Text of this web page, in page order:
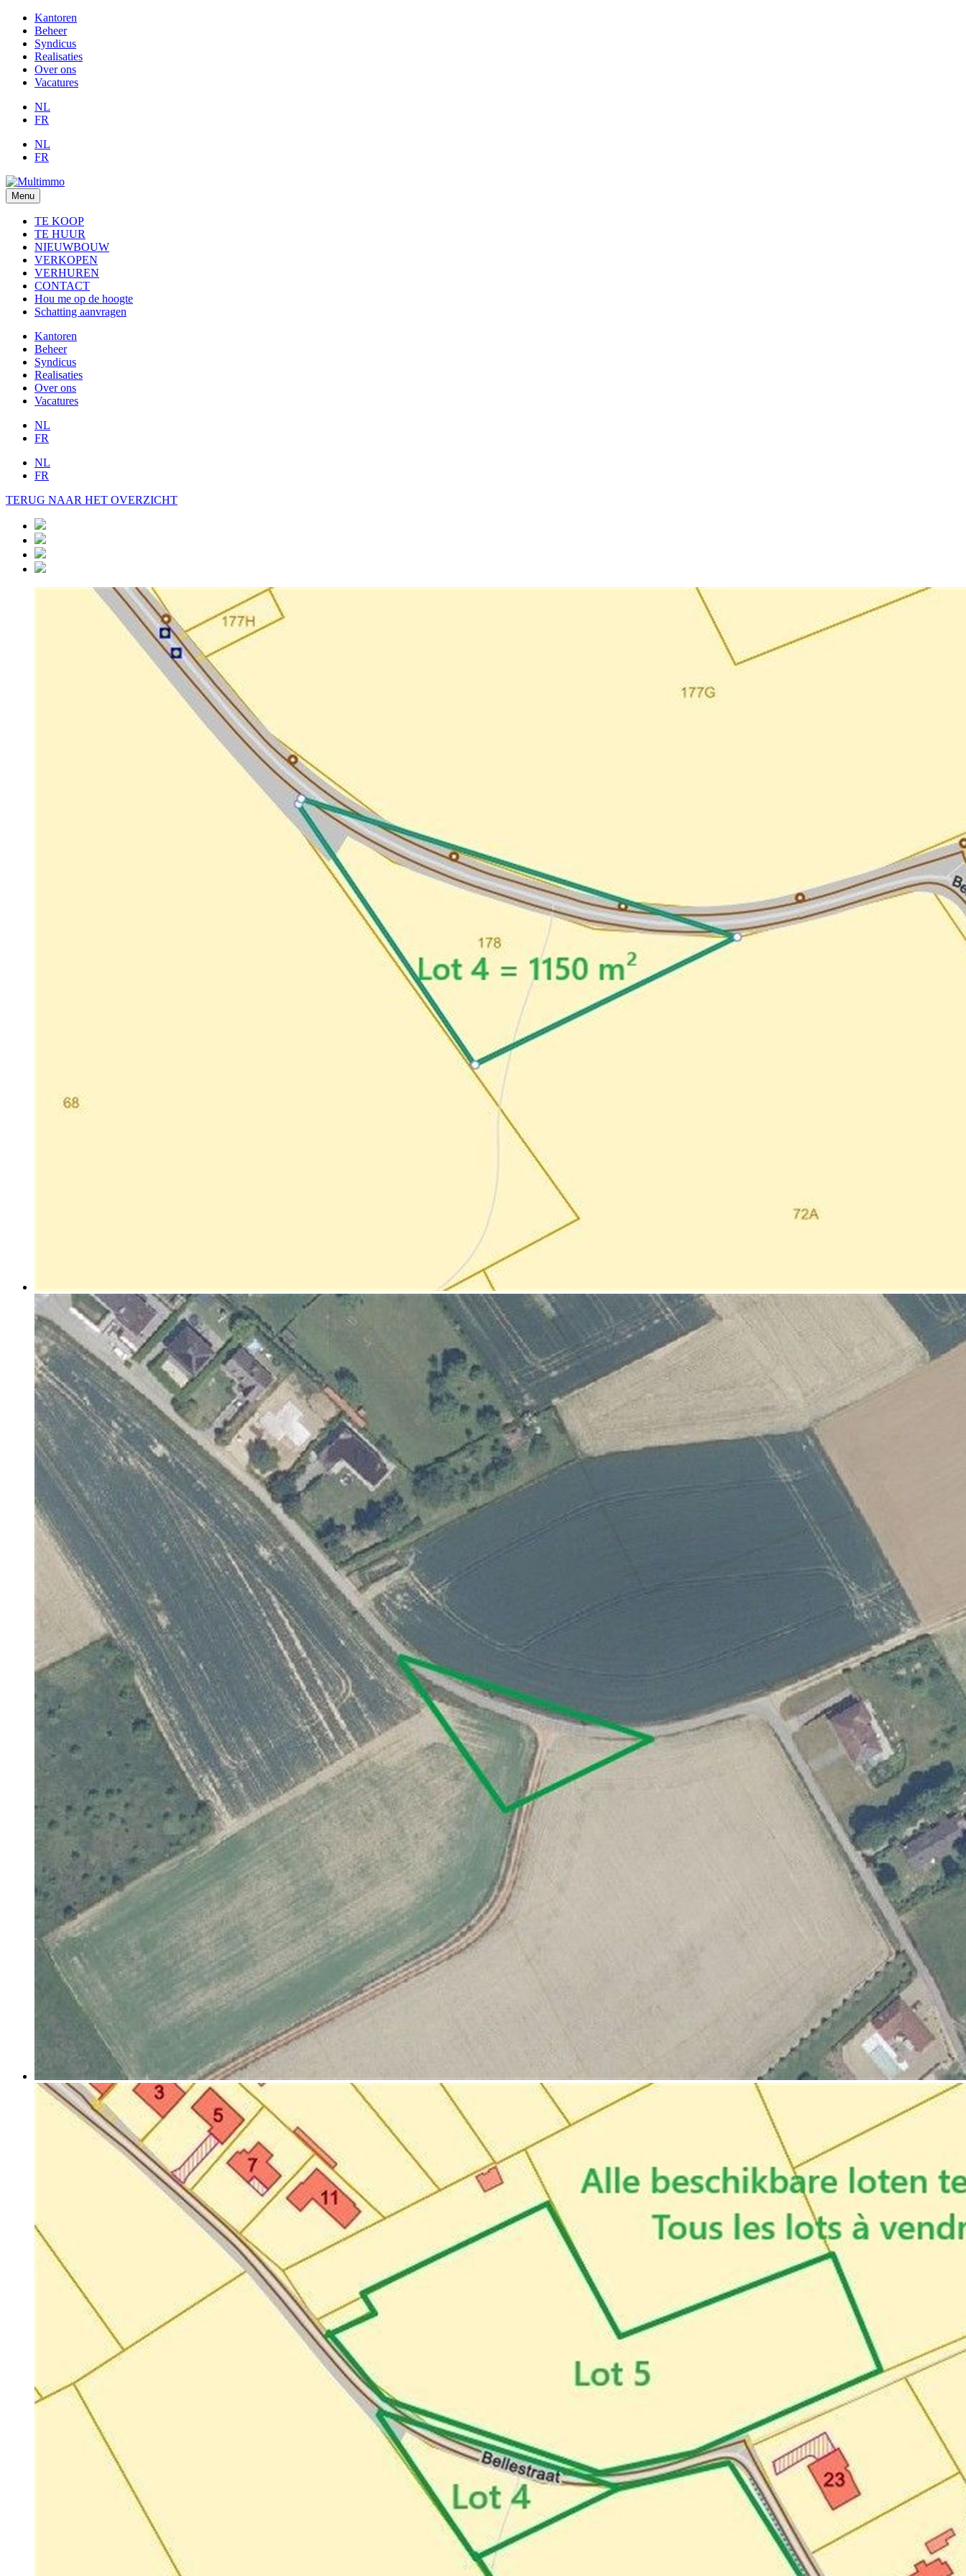
Kantoren
Beheer
Syndicus
Realisaties
Over ons
Vacatures
NL
FR
NL
FR
Menu
TE KOOP
TE HUUR
NIEUWBOUW
VERKOPEN
VERHUREN
CONTACT
Hou me op de hoogte
Schatting aanvragen
Kantoren
Beheer
Syndicus
Realisaties
Over ons
Vacatures
NL
FR
NL
FR
TERUG NAAR HET OVERZICHT